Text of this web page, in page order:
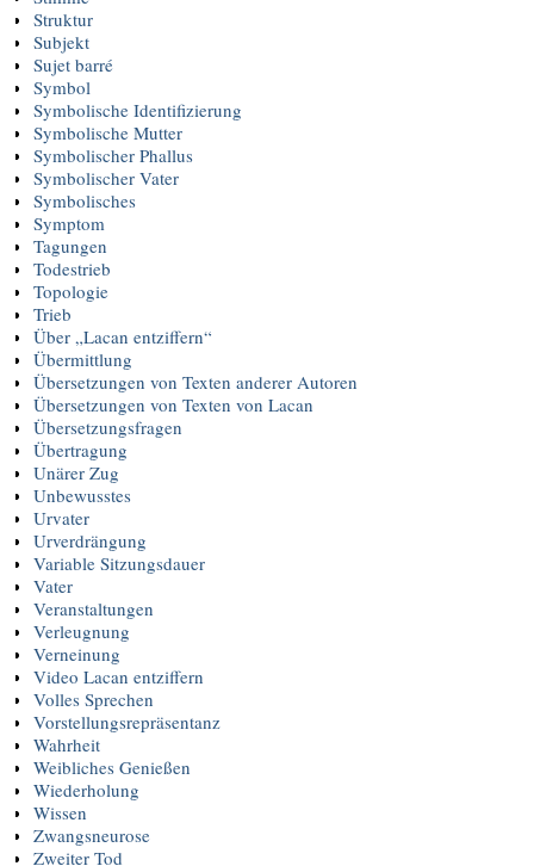
Struktur
Subjekt
Sujet barré
Symbol
Symbolische Identifizierung
Symbolische Mutter
Symbolischer Phallus
Symbolischer Vater
Symbolisches
Symptom
Tagungen
Todestrieb
Topologie
Trieb
Über „Lacan entziffern“
Übermittlung
Übersetzungen von Texten anderer Autoren
Übersetzungen von Texten von Lacan
Übersetzungsfragen
Übertragung
Unärer Zug
Unbewusstes
Urvater
Urverdrängung
Variable Sitzungsdauer
Vater
Veranstaltungen
Verleugnung
Verneinung
Video Lacan entziffern
Volles Sprechen
Vorstellungsrepräsentanz
Wahrheit
Weibliches Genießen
Wiederholung
Wissen
Zwangsneurose
Zweiter Tod